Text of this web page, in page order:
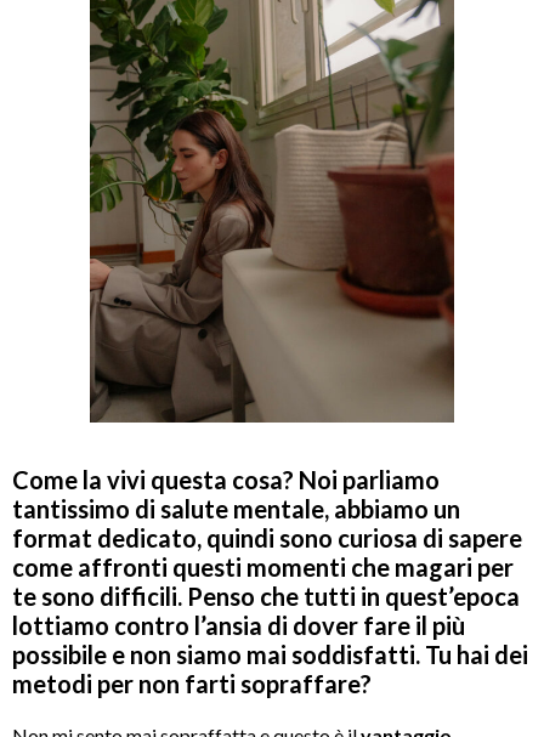
Come la vivi questa cosa? Noi parliamo
tantissimo di salute mentale, abbiamo un
format dedicato, quindi sono curiosa di sapere
come affronti questi momenti che magari per
te sono difficili. Penso che tutti in quest’epoca
lottiamo contro l’ansia di dover fare il più
possibile e non siamo mai soddisfatti. Tu hai dei
metodi per non farti sopraffare?